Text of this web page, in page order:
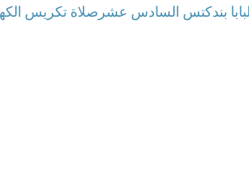
صلاة تكريس بندكتس السادس عشر